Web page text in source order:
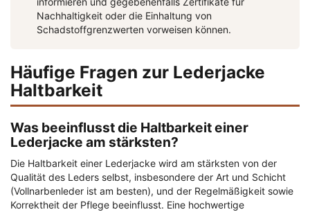
Nachhaltigkeit oder die Einhaltung von
Schadstoffgrenzwerten vorweisen können.
Häufige Fragen zur Lederjacke
Haltbarkeit
Was beeinflusst die Haltbarkeit einer
Lederjacke am stärksten?
Die Haltbarkeit einer Lederjacke wird am stärksten von der
Qualität des Leders selbst, insbesondere der Art und Schicht
(Vollnarbenleder ist am besten), und der Regelmäßigkeit sowie
Korrektheit der Pflege beeinflusst. Eine hochwertige